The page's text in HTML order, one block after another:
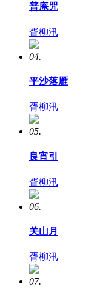
普庵咒
胥柳汛
04.
平沙落雁
胥柳汛
05.
良宵引
胥柳汛
06.
关山月
胥柳汛
07.